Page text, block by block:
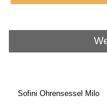
Sofini Ohrensessel Milo